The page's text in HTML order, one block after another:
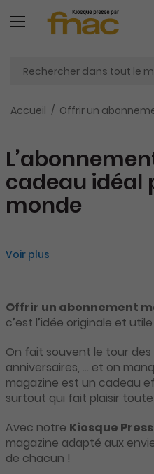
Accueil Offrir un
cadeau idéal
monde
Voir plus
Offrir un abonnement
c’est l’idée originale et utile
On fait souvent le tour des
anniversaires, … et on
magazine est un cadeau
surtout qui fait plaisir toute
Avec notre Kiosque
magazine adapté aux
de chacun !